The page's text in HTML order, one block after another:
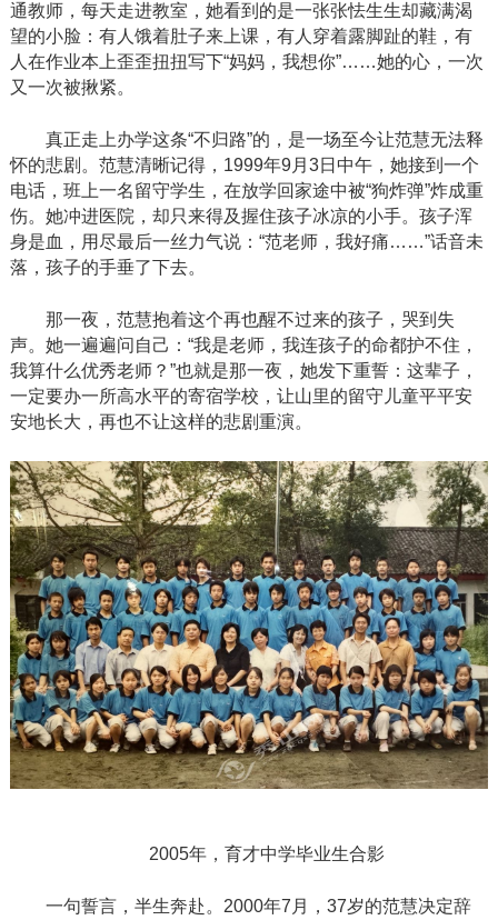
通教师，每天走进教室，她看到的是一张张怯生生却藏满渴
望的小脸：有人饿着肚子来上课，有人穿着露脚趾的鞋，有
人在作业本上歪歪扭扭写下“妈妈，我想你”……她的心，一次
又一次被揪紧。
真正走上办学这条“不归路”的，是一场至今让范慧无法释
怀的悲剧。范慧清晰记得，1999年9月3日中午，她接到一个
电话，班上一名留守学生，在放学回家途中被“狗炸弹”炸成重
伤。她冲进医院，却只来得及握住孩子冰凉的小手。孩子浑
身是血，用尽最后一丝力气说：“范老师，我好痛……”话音未
落，孩子的手垂了下去。
那一夜，范慧抱着这个再也醒不过来的孩子，哭到失
声。她一遍遍问自己： “我是老师，我连孩子的命都护不住，
我算什么优秀老师？”也就是那一夜，她发下重誓：这辈子，
一定要办一所高水平的寄宿学校，让山里的留守儿童平平安
安地长大，再也不让这样的悲剧重演。
2005年，育才中学毕业生合影
一句誓言，半生奔赴。 2000年7月，37岁的范慧决定辞